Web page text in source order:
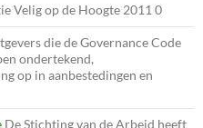
Velig op de Hoogte 2011 0
die de Governance Code
ondertekend,
op in aanbestedingen en
De Stichting van de Arbeid heeft